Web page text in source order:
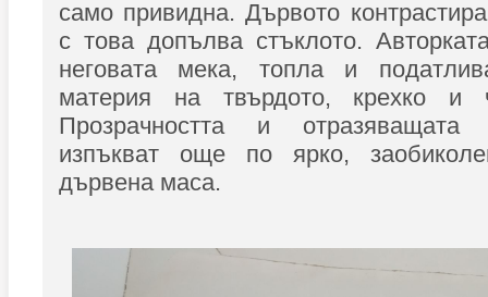
само привидна. Дървото
с това допълва стъклото.
неговата мека, топла и
материя на твърдото, крехко и
Прозрачността и
изпъкват още по ярко,
дървена маса.